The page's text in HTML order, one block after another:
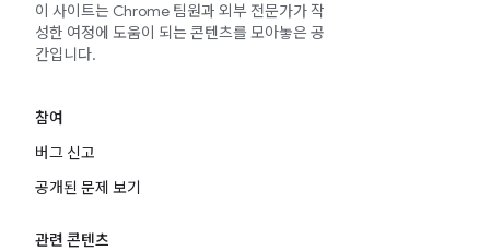
이 사이트는 Chrome 팀원과 외부 전문가가 작
성한 여정에 도움이 되는 콘텐츠를 모아놓은 공
간입니다.
참여
버그 신고
공개된 문제 보기
관련 콘텐츠